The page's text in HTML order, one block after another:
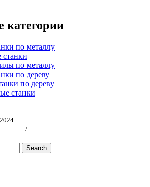
по металлу
по металлу
по дереву
по дереву
станки
/
Search